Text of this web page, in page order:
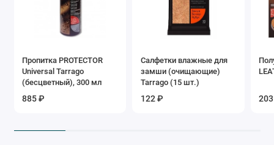
Пропитка PROTECTOR
Universal Tarrago
(бесцветный), 300 мл
885 ₽
Салфетки влажные для
замши (очищающие)
Tarrago (15 шт.)
122 ₽